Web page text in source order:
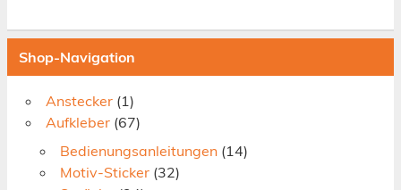
Shop-Navigation
Anstecker (1)
Aufkleber (67)
Bedienungsanleitungen (14)
Motiv-Sticker (32)